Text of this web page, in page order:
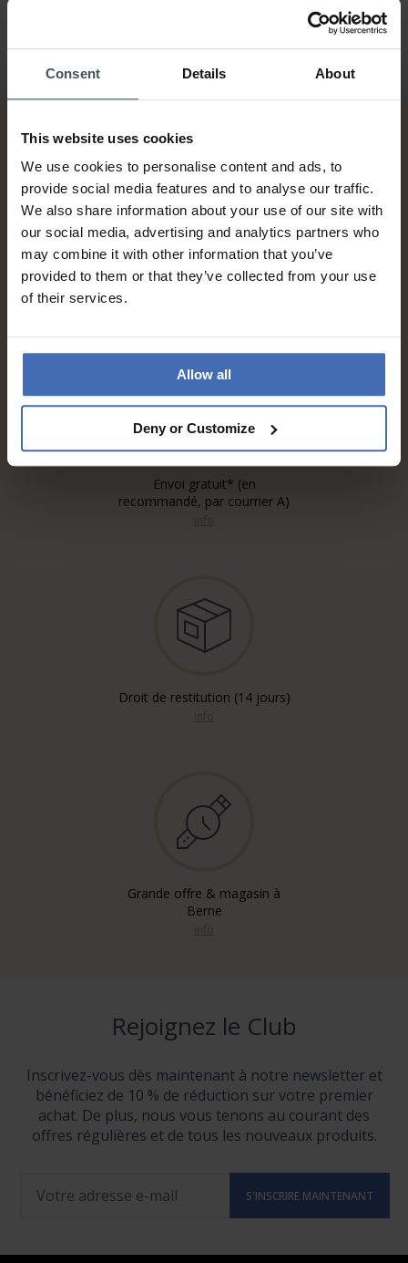
Consent Details About
This website uses cookies
We use cookies to personalise content and ads, to
provide social media features and to analyse our traffic.
We also share information about your use of our site with
our social media, advertising and analytics partners who
may combine it with other information that you’ve
provided to them or that they’ve collected from your use
of their services.
Allow all
Deny or Customize
Sur facture et paiement
échelonné (jusqu’à CHF
5'000.-)
Envoi gratuit* (en
recommandé, par courrier A)
Droit de restitution (14 jours)
Grande offre & magasin à
Berne
Rejoignez le Club
Inscrivez-vous dès maintenant à notre newsletter et
bénéficiez de 10 % de réduction sur votre premier
achat. De plus, nous vous tenons au courant des
offres régulières et de tous les nouveaux produits.